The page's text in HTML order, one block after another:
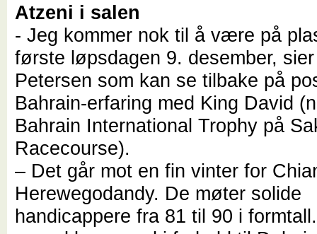
Atzeni i salen
- Jeg kommer nok til å være på
første løpsdagen 9. desember,
Petersen som kan se tilbake på
Bahrain-erfaring med King David
Bahrain International Trophy på
Racecourse).
– Det går mot en fin vinter for
Herewegodandy. De møter solide
handicappere fra 81 til 90 i